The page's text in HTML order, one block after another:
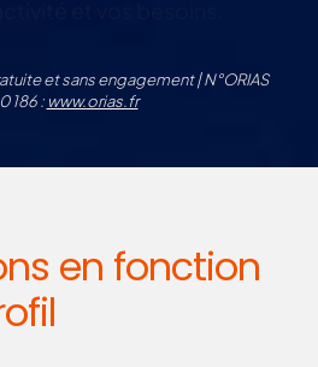
et sans engagement | N°ORIAS
186 : www.orias.fr
en fonction